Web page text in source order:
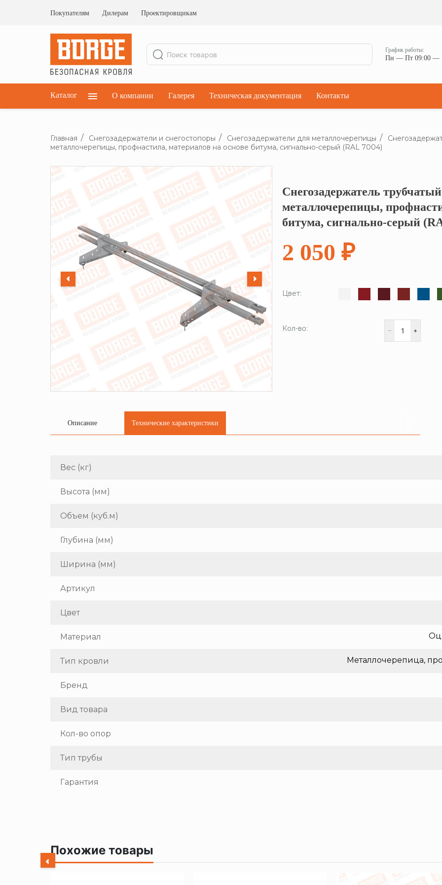
Покупателям Дилерам Проектировщикам
График работы:
Пн — Пт 09:00 —
Каталог
Ограждения парапетные
О компании Галерея Техническая документация Контакты
Главная Снегозадержатели и снегостопоры Снегозадержатели для металлочерепицы
металлочерепицы, профнастила, материалов на основе битума, сигнально-серый (RAL 7004)
Кликните,
Снегозадержатель
металлочерепицы,
битума, сигнально-серый
2 050 ₽
Цвет:
Кол-во:
Описание Технические характеристики
Вес (кг)
Высота (мм)
Объем (куб.м)
Глубина (мм)
Ширина (мм)
Артикул
Цвет
Материал
Тип кровли Металлочерепица,
Бренд
Вид товара
Кол-во опор
Тип трубы
Гарантия
Похожие товары